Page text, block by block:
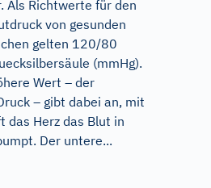
Als Richtwerte für den
von gesunden
gelten 120/80
(mmHg).
Wert – der
– gibt dabei an, mit
das Herz das Blut in
Der untere...